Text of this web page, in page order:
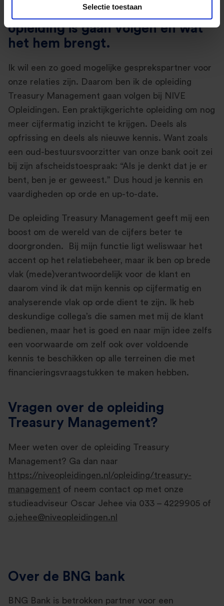
Selectie toestaan
jullie graag uit waarom hij de
opleiding is gaan volgen en wat
het hem brengt.
Ik wil een zo goed mogelijke gesprekspartner voor
onze relaties zijn. Daarom ben ik de opleiding
Treasury Management gaan volgen bij NIVE
Opleidingen. Een praktijkgerichte opleiding om nog
meer cijfermatig inzicht te krijgen. Deels als
opfrissing en deels als nieuwe kennis. Want zoals
een oud-bestuursvoorzitter van onze bank ooit zei
bij zijn afscheidstoespraak: “Als je denkt dat je er
bent, ben je er geweest.” Dus houd je kennis en
vaardigheden op orde en up-to-date.
De opleiding Treasury Management geeft mij een
boost om de wereld van de cijfers beter te
doorgronden. Bij mijn functie ligt weliswaar het
accent op het relatiebeheer, maar ik ben op brede
vlak (mede)verantwoordelijk voor de klant en
daarom vind ik dat mijn kennis op cijfermatig en
analyserende vlak op orde dient te zijn. Ik heb
deskundige collega’s die samen met mij de klant
bedienen, maar het is goed en naar mijn idee zelfs
een voorwaarde om zelf ook over voldoende
kennis te beschikken op alle terreinen die met
financieringsvraagstukken te maken hebben.
Vragen over de opleiding
Treasury Management?
Meer weten over de opleiding Treasury
Management? Ga dan naar
https://niveopleidingen.nl/opleiding/treasury-
management of neem contact op met onze
studieadviseur Oscar Jehee via 033 – 4229905 of
o.jehee@niveopleidingen.nl
Over de BNG bank
BNG Bank is betrokken partner voor een